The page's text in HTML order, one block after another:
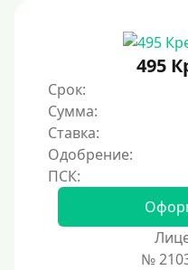
Онлайн круглосуточно
На карту круглосуточно
24/7
Деньги в долг
В долг на карту
Срок
495
Срок:
Сумма:
Ставка:
Одобрение:
№